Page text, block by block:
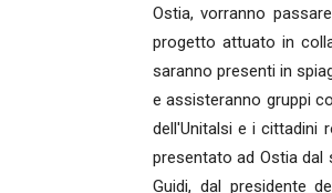
Ostia, vorranno
progetto attuato in
saranno presenti in
e assisteranno gruppi
dell'Unitalsi e i cittadini
presentato ad Ostia dal
Guidi, dal presidente